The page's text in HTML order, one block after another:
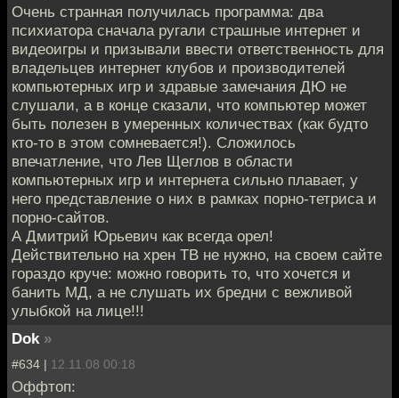
Очень странная получилась программа: два
психиатора сначала ругали страшные интернет и
видеоигры и призывали ввести ответственность для
владельцев интернет клубов и производителей
компьютерных игр и здравые замечания ДЮ не
слушали, а в конце сказали, что компьютер может
быть полезен в умеренных количествах (как будто
кто-то в этом сомневается!). Сложилось
впечатление, что Лев Щеглов в области
компьютерных игр и интернета сильно плавает, у
него представление о них в рамках порно-тетриса и
порно-сайтов.
А Дмитрий Юрьевич как всегда орел!
Действительно на хрен ТВ не нужно, на своем сайте
гораздо круче: можно говорить то, что хочется и
банить МД, а не слушать их бредни с вежливой
улыбкой на лице!!!
Dok »
#634 | 12.11.08 00:18
Оффтоп: